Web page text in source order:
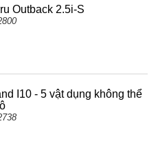
Outback 2.5i-S
I10 - 5 vật dụng không thể